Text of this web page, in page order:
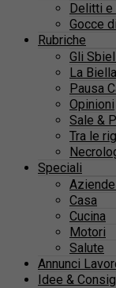
Delitti e
Gocce
Rubriche
Gli
La
Pausa
Opinioni
Sale &
Tra le
Speciali
Casa
Cucina
Motori
Salute
Annunci
Idee &